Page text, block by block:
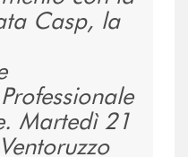
Casp, la
Martedì 21